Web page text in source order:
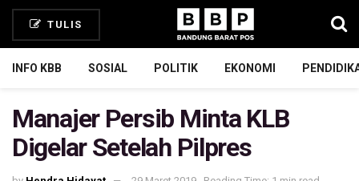
TULIS
INFO KBB SOSIAL POLITIK EKONOMI
Manajer Persib Minta KLB
Digelar Setelah Pilpres